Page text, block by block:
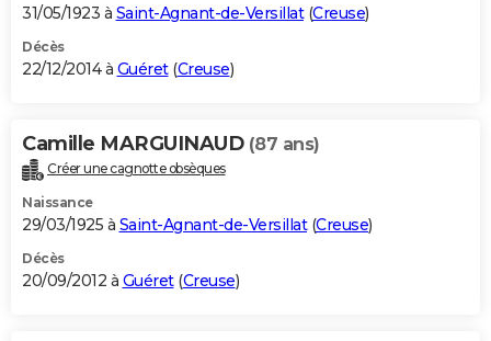
31/05/1923 à Saint-Agnant-de-Versillat(Creuse)
Décès
22/12/2014 à Guéret(Creuse)
Camille MARGUINAUD (87 ans)
Créer une cagnotte obsèques
Naissance
29/03/1925 à Saint-Agnant-de-Versillat(Creuse)
Décès
20/09/2012 à Guéret(Creuse)